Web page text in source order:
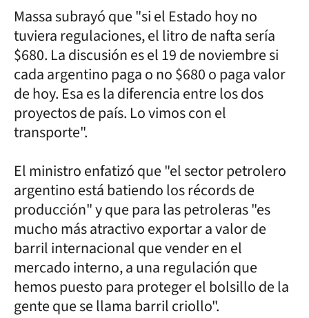
Massa subrayó que "si el Estado hoy no
tuviera regulaciones, el litro de nafta sería
$680. La discusión es el 19 de noviembre si
cada argentino paga o no $680 o paga valor
de hoy. Esa es la diferencia entre los dos
proyectos de país. Lo vimos con el
transporte".
El ministro enfatizó que "el sector petrolero
argentino está batiendo los récords de
producción" y que para las petroleras "es
mucho más atractivo exportar a valor de
barril internacional que vender en el
mercado interno, a una regulación que
hemos puesto para proteger el bolsillo de la
gente que se llama barril criollo".